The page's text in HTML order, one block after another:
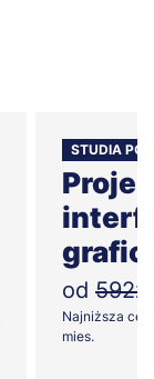
STUDIA
od 592zł
Najniższa
mies.